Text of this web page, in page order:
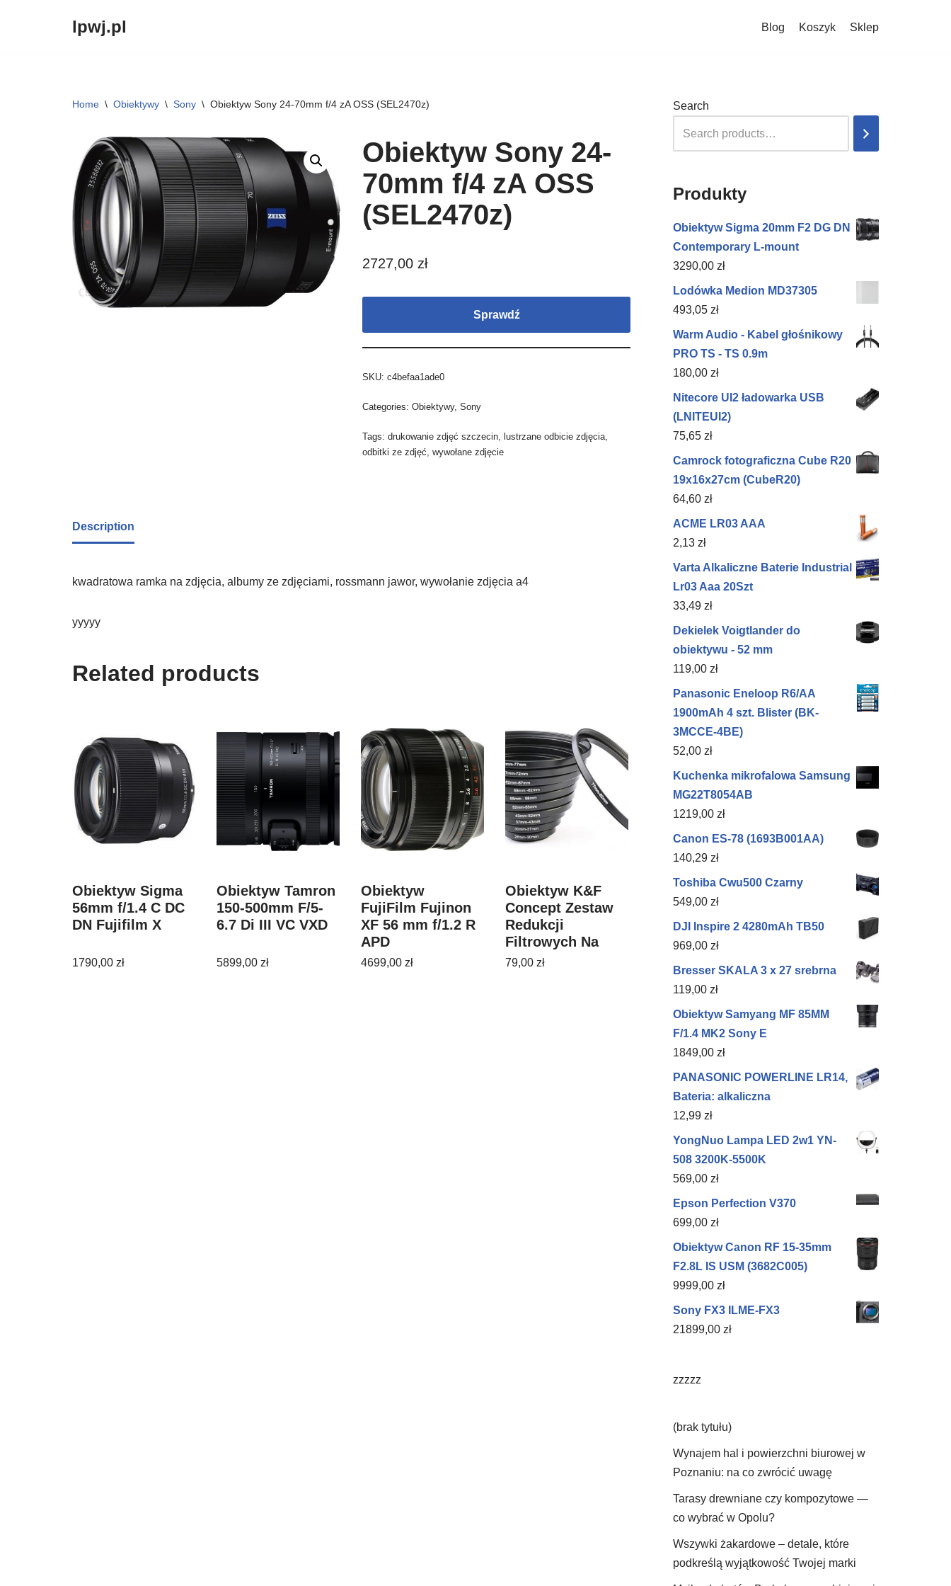
lpwj.pl Blog Koszyk Sklep
Home \ Obiektywy \ Sony \ Obiektyw Sony 24-70mm f/4 zA OSS (SEL2470z)
Obiektyw Sony 24-
70mm f/4 zA OSS
(SEL2470z)
2727,00 zł
Sprawdź
SKU:c4befaa1ade0
Categories:Obiektywy,Sony
Tags:drukowanie zdjęć szczecin, lustrzane odbicie zdjęcia,
odbitki ze zdjęć,wywołane zdjęcie
Description
kwadratowa ramka na zdjęcia, albumy ze zdjęciami, rossmann jawor, wywołanie zdjęcia a4
yyyyy
Related products
Obiektyw Sigma
56mm f/1.4 C DC
DN Fujifilm X
1790,00 zł
Obiektyw Tamron
150-500mm F/5-
6.7 Di III VC VXD
5899,00 zł
Obiektyw
FujiFilm Fujinon
XF 56 mm f/1.2 R
APD
4699,00 zł
Obiektyw K&F
Concept Zestaw
Redukcji
Filtrowych Na
Obiektyw Marki
79,00 zł
Search
Produkty
Obiektyw Sigma 20mm F2 DG DN
Contemporary L-mount
3290,00 zł
Lodówka Medion MD37305
493,05 zł
Warm Audio - Kabel głośnikowy
PRO TS - TS 0.9m‌
180,00 zł
Nitecore UI2 ładowarka USB
(LNITEUI2)
75,65 zł
Camrock fotograficzna Cube R20
19x16x27cm (CubeR20)
64,60 zł
ACME LR03 AAA
2,13 zł
Varta Alkaliczne Baterie Industrial
Lr03 Aaa 20Szt
33,49 zł
Dekielek Voigtlander do
obiektywu - 52 mm
119,00 zł
Panasonic Eneloop R6/AA
1900mAh 4 szt. Blister (BK-
3MCCE-4BE)
52,00 zł
Kuchenka mikrofalowa Samsung
MG22T8054AB
1219,00 zł
Canon ES-78 (1693B001AA)
140,29 zł
Toshiba Cwu500 Czarny
549,00 zł
DJI Inspire 2 4280mAh TB50
969,00 zł
Bresser SKALA 3 x 27 srebrna
119,00 zł
Obiektyw Samyang MF 85MM
F/1.4 MK2 Sony E
1849,00 zł
PANASONIC POWERLINE LR14,
Bateria: alkaliczna
12,99 zł
YongNuo Lampa LED 2w1 YN-
508 3200K-5500K
569,00 zł
Epson Perfection V370
699,00 zł
Obiektyw Canon RF 15-35mm
F2.8L IS USM (3682C005)
9999,00 zł
Sony FX3 ILME-FX3
21899,00 zł
zzzzz
(brak tytułu)
Wynajem hal i powierzchni biurowej w
Poznaniu: na co zwrócić uwagę
Tarasy drewniane czy kompozytowe —
co wybrać w Opolu?
Wszywki żakardowe – detale, które
podkreślą wyjątkowość Twojej marki